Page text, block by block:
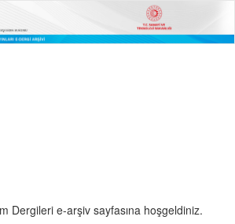
Dergileri e-arşiv sayfasına hoşgeldiniz.